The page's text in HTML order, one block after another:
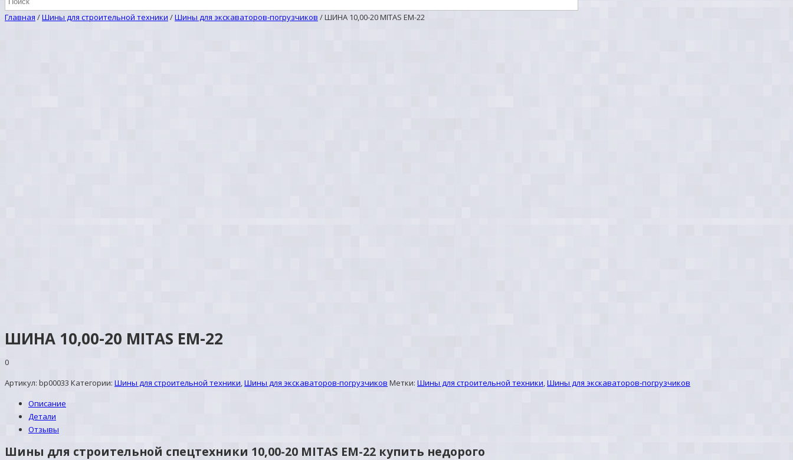
Главная /Шины для строительной техники /Шины для экскаваторов-погрузчиков /ШИНА 10,00-20 MITAS ЕМ-22
ШИНА 10,00-20 MITAS ЕМ-22
0
Артикул: bp00033 Категории: Шины для строительной техники Шины для экскаваторов-погрузчиков Метки: Шины для строительной техники Шины для экскаваторов-погрузчиков
Описание
Детали
Отзывы
Шины для строительной спецтехники 10,00-20 MITAS ЕМ-22 купить недорого